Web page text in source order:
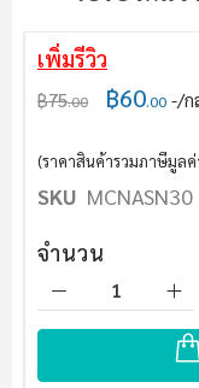
เพิ่มรีวิว
฿75.00 ฿60.00 /ก
(ราคาสินค้ารวมภาษีมูล
SKU MCNASN30
จำนวน